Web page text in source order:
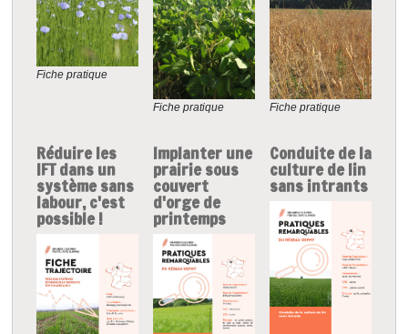
Fiche pratique
Fiche pratique Fiche pratique
Réduire les
IFT dans un
système sans
labour, c'est
possible !
Implanter une
prairie sous
couvert
d'orge de
printemps
Conduite de la
culture de lin
sans intrants